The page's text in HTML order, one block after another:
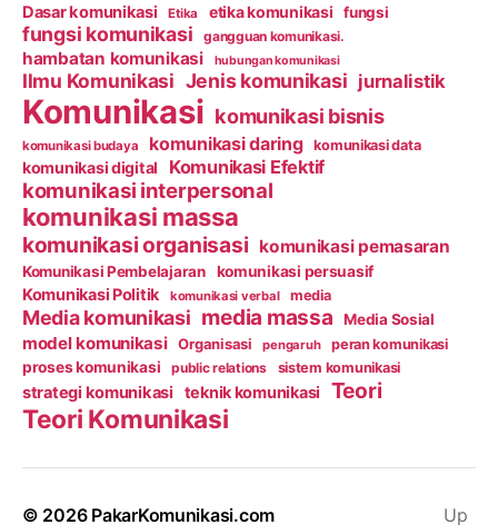
Dasar komunikasi Etika etika komunikasi fungsi
fungsi komunikasi gangguan komunikasi.
hambatan komunikasi hubungan komunikasi
Ilmu Komunikasi Jenis komunikasi jurnalistik
Komunikasi komunikasi bisnis
komunikasi budaya komunikasi daring komunikasi data
komunikasi digital Komunikasi Efektif
komunikasi interpersonal
komunikasi massa
komunikasi organisasi komunikasi pemasaran
Komunikasi Pembelajaran komunikasi persuasif
Komunikasi Politik komunikasi verbal media
Media komunikasi media massa Media Sosial
model komunikasi Organisasi pengaruh peran komunikasi
proses komunikasi public relations sistem komunikasi
strategi komunikasi teknik komunikasi Teori
Teori Komunikasi
© 2026 PakarKomunikasi.com Up